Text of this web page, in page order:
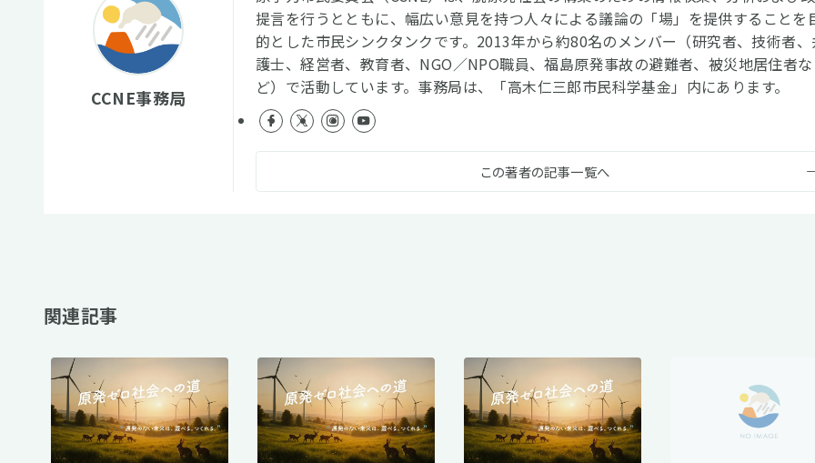
CCNE事務局
提言を行うとともに、幅広い意見を持つ人々による議論の「場」を提供することを
的とした市民シンクタンクです。2013年から約80名のメンバー（研究者、技術者、
護士、経営者、教育者、NGO／NPO職員、福島原発事故の避難者、被災地居住者な
ど）で活動しています。事務局は、「高木仁三郎市民科学基金」内にあります。
この著者の記事一覧へ
関連記事